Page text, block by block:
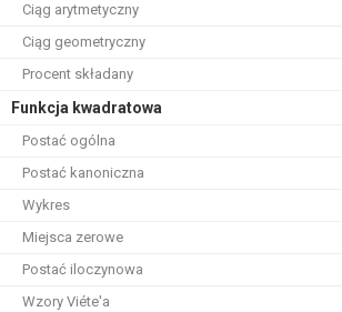
Ciąg arytmetyczny
Ciąg geometryczny
Procent składany
Funkcja kwadratowa
Postać ogólna
Postać kanoniczna
Wykres
Miejsca zerowe
Postać iloczynowa
Wzory Viéte'a